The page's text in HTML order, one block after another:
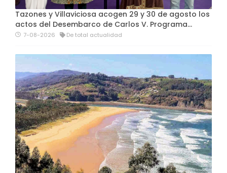
Tazones y Villaviciosa acogen 29 y 30 de agosto los
actos del Desembarco de Carlos V. Programa…
7-08-2026 De total actualidad